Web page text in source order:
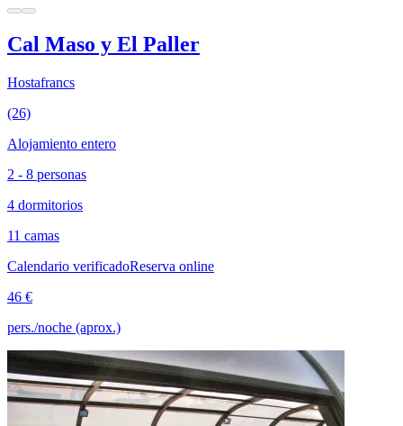
Cal Maso y El Paller
Hostafrancs
(26)
Alojamiento entero
2 - 8 personas
4 dormitorios
11 camas
Calendario verificadoReserva online
46 €
pers./noche (aprox.)